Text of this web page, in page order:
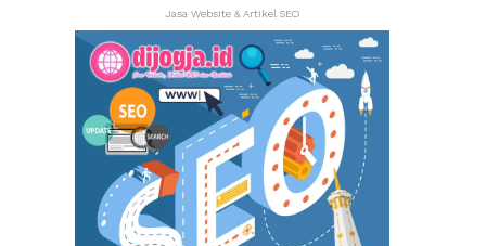
Jasa Website & Artikel SEO